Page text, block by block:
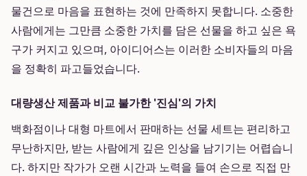
물건으로 마음을 표현하는 것에 만족하지 못합니다. 소중한
사람에게는 그만큼 소중한 가치를 담은 선물을 하고 싶은 욕
구가 커지고 있으며, 아이디어스는 이러한 소비자들의 마음
을 정확히 파고들었습니다.
대량생산 제품과 비교 불가한 '진심'의 가치
백화점이나 대형 마트에서 판매하는 선물 세트는 편리하고
무난하지만, 받는 사람에게 깊은 인상을 남기기는 어렵습니
다. 하지만 작가가 오랜 시간과 노력을 들여 손으로 직접 만